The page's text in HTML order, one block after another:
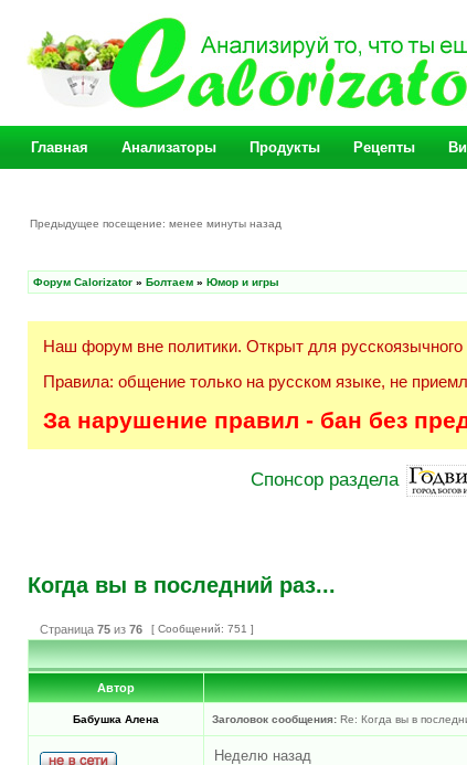
Главная Анализаторы Продукты Рецепты
Предыдущее посещение: менее минуты назад
Форум Calorizator » Болтаем » Юмор и игры
Наш форум вне политики. Открыт для
Правила: общение только на русском языке, не
За нарушение правил - бан без
Спонсор раздела
Когда вы в последний раз...
Страница 75 из 76 [ Сообщений: 751 ]
Автор
Бабушка Алена Заголовок сообщения: Re: Когда вы в
Неделю назад